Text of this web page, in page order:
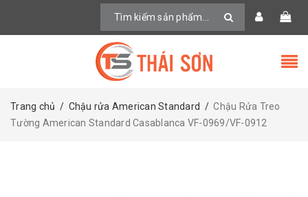
Trang chủ / Chậu rửa American Standard / Chậu Rửa Treo
Tường American Standard Casablanca VF-0969/VF-0912